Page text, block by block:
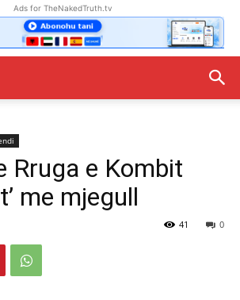
Ads for TheNakedTruth.tv
Rruga e Kombit
me mjegull
0
41